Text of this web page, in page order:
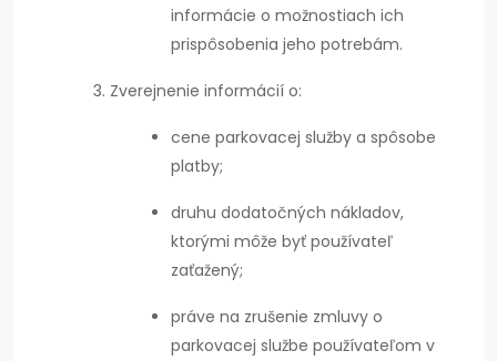
informácie o možnostiach ich
prispôsobenia jeho potrebám.
Zverejnenie informácií o:
cene parkovacej služby a spôsobe
platby;
druhu dodatočných nákladov,
ktorými môže byť používateľ
zaťažený;
práve na zrušenie zmluvy o
parkovacej službe používateľom v